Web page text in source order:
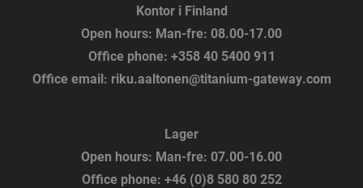
Kontor i Finland
Open hours: Man-fre: 08.00-17.00
Office phone: +358 40 5400 911
Office email: riku.aaltonen@titanium-gateway.com
Lager
Open hours: Man-fre: 07.00-16.00
Office phone: +46 (0)8 580 80 252